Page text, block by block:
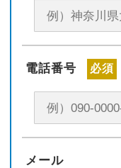
電話番号 必須
メール